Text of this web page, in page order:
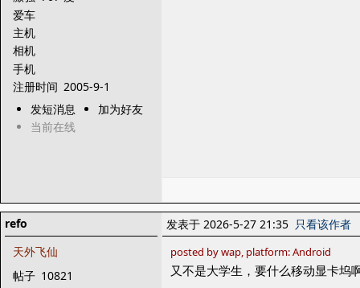
爱车
主机
相机
手机
注册时间 2005-9-1
发短消息
加为好友
当前在线
refo
天外飞仙
帖子 10821
发表于 2026-5-27 21:35 只看该作者
posted by wap, platform: Android
又不是大学生，要什么移动显卡坞